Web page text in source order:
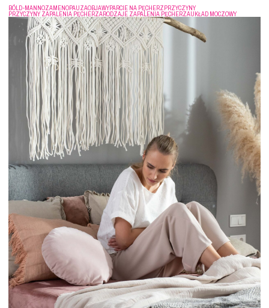
BÓLD-MANNOZAMENOPAUZAOBJAWYPARCIE NA PĘCHERZPRZYCZYNY
PRZYCZYNY ZAPALENIA PĘCHERZARODZAJE ZAPALENIA PĘCHERZAUKŁAD MOCZOWY